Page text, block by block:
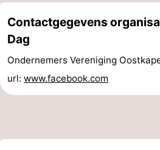
Natuur
Oosterschelde
-
Burgh
Haamstede
-
Natuur
Walcheren
Contactgegevens
Dag
Ondernemers Vereniging
url: www.facebook.com